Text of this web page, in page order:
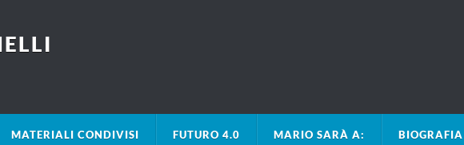
MATERIALI CONDIVISI FUTURO 4.0 MARIO SARÀ A: BIOGRAFIA